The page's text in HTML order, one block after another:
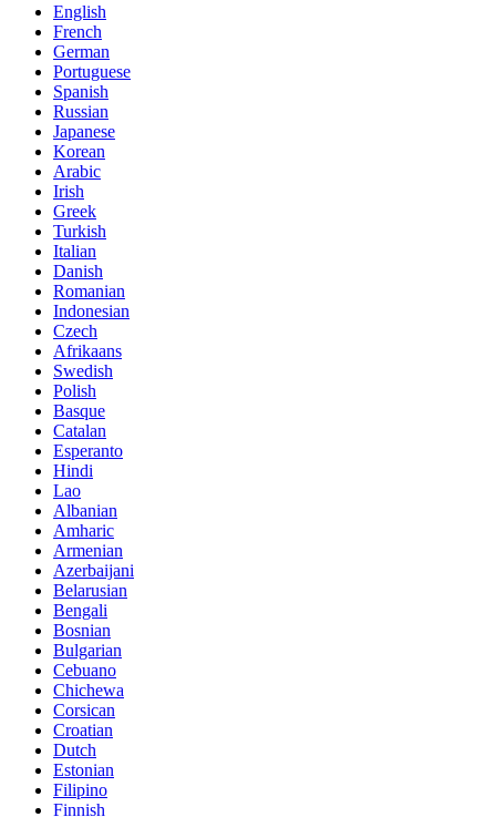
English
French
German
Portuguese
Spanish
Russian
Japanese
Korean
Arabic
Irish
Greek
Turkish
Italian
Danish
Romanian
Indonesian
Czech
Afrikaans
Swedish
Polish
Basque
Catalan
Esperanto
Hindi
Lao
Albanian
Amharic
Armenian
Azerbaijani
Belarusian
Bengali
Bosnian
Bulgarian
Cebuano
Chichewa
Corsican
Croatian
Dutch
Estonian
Filipino
Finnish